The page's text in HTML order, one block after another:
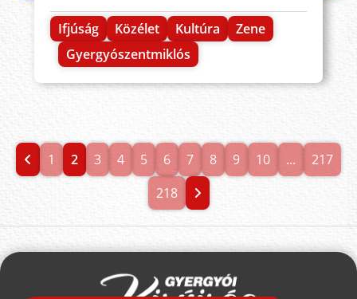
Ifjúság Közélet Kultúra
Zene
Gyergyószentmiklós
1 2 3 4 5 6 7 8 9 10 ...
217
218